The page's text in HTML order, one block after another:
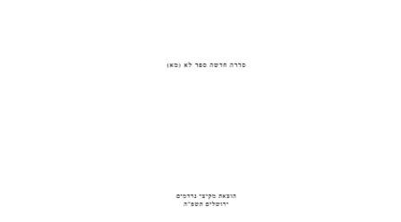
הנחת אתר ספר מודפס